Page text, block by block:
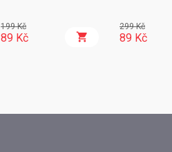
199 Kč
89 Kč
299 Kč
89 Kč